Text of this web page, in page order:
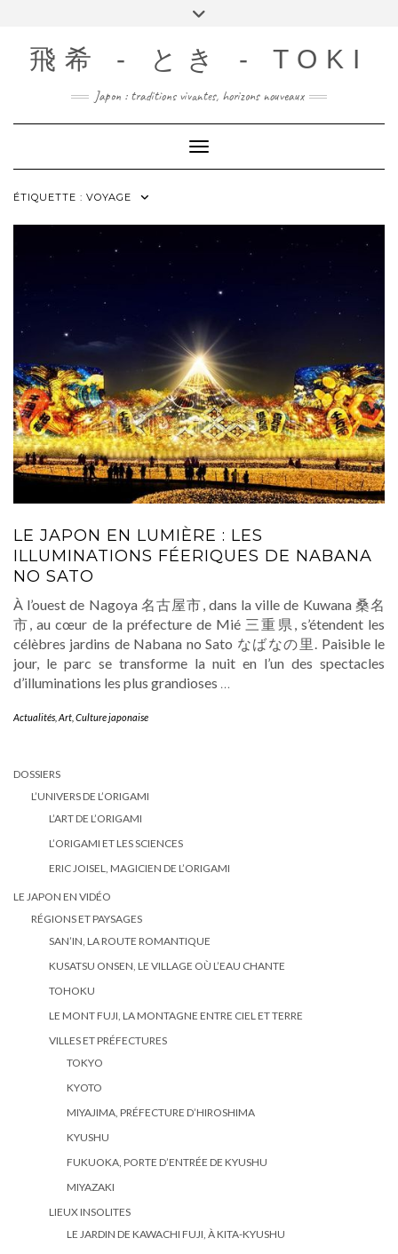
content飛希 - とき - TOKI
Japon : traditions vivantes, horizons nouveaux
Toggle Navigation
ÉTIQUETTE : VOYAGE
LE JAPON EN LUMIÈRE : LES
ILLUMINATIONS FÉERIQUES DE NABANA
NO SATO
À l’ouest de Nagoya 名古屋市, dans la ville de Kuwana 桑名
市, au cœur de la préfecture de Mié 三重県, s’étendent les
célèbres jardins de Nabana no Sato なばなの里. Paisible le
jour, le parc se transforme la nuit en l’un des spectacles
d’illuminations les plus grandioses
Actualités Art Culture japonaise
DOSSIERS
L’UNIVERS DE L’ORIGAMI
L’ART DE L’ORIGAMI
L’ORIGAMI ET LES SCIENCES
ERIC JOISEL, MAGICIEN DE L’ORIGAMI
LE JAPON EN VIDÉO
RÉGIONS ET PAYSAGES
SAN’IN, LA ROUTE ROMANTIQUE
KUSATSU ONSEN, LE VILLAGE OÙ L’EAU CHANTE
TOHOKU
LE MONT FUJI, LA MONTAGNE ENTRE CIEL ET TERRE
VILLES ET PRÉFECTURES
TOKYO
KYOTO
MIYAJIMA, PRÉFECTURE D’HIROSHIMA
KYUSHU
FUKUOKA, PORTE D’ENTRÉE DE KYUSHU
MIYAZAKI
LIEUX INSOLITES
LE JARDIN DE KAWACHI FUJI, À KITA-KYUSHU